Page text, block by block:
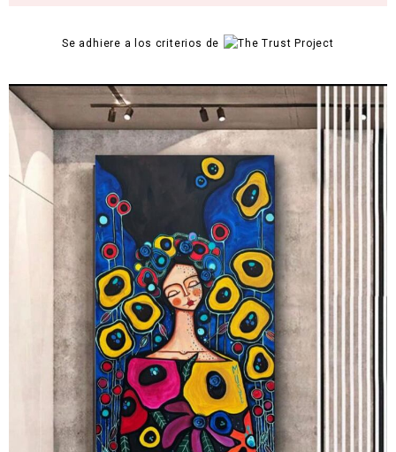
Se adhiere a los criterios de